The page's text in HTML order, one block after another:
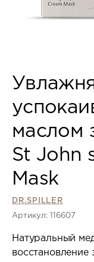
маслом
St John
Mask
DR.SPILLER
Артикул: 116607
Натуральный